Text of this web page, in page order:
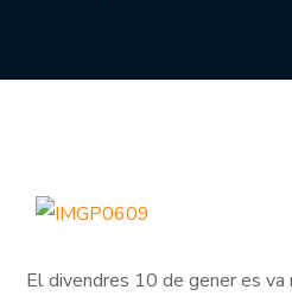
El divendres 10 de gener es